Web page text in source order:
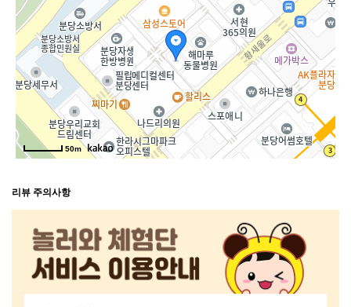
50m
리뷰 주의사항